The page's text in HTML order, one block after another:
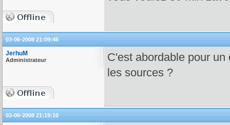
03-06-2008 21:09:46
JerhuM
Administrateur
C'est abordable pour
les sources ?
03-06-2008 21:19:10